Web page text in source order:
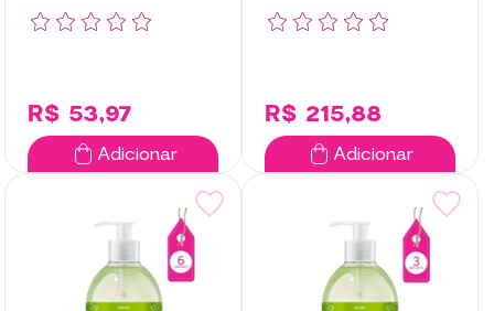
Lavanda com 3
Unidades
R$ 53,97
Adicionar
Lavanda com 12
Unidades
R$ 215,88
Adicionar